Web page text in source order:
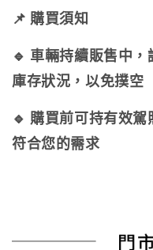
📌 購買須知
🔹 車輛持續販售中
庫存狀況，以免撲空
🔹 購買前可持有效
符合您的需求